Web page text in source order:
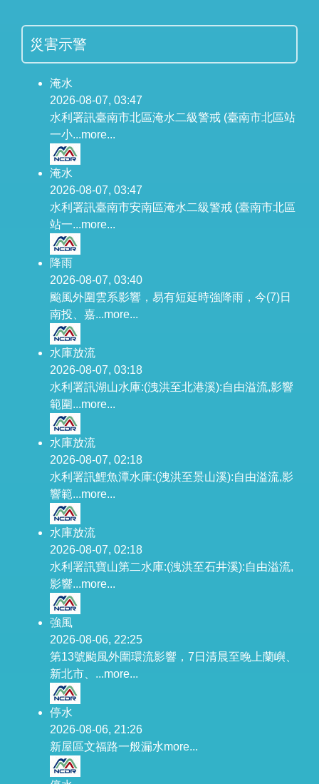
災害示警
淹水
2026-08-07, 03:47
水利署訊臺南市北區淹水二級警戒 (臺南市北區站
一小...more...
淹水
2026-08-07, 03:47
水利署訊臺南市安南區淹水二級警戒 (臺南市北區
站一...more...
降雨
2026-08-07, 03:40
颱風外圍雲系影響，易有短延時強降雨，今(7)日
南投、嘉...more...
水庫放流
2026-08-07, 03:18
水利署訊湖山水庫:(洩洪至北港溪):自由溢流,影響
範圍...more...
水庫放流
2026-08-07, 02:18
水利署訊鯉魚潭水庫:(洩洪至景山溪):自由溢流,影
響範...more...
水庫放流
2026-08-07, 02:18
水利署訊寶山第二水庫:(洩洪至石井溪):自由溢流,
影響...more...
強風
2026-08-06, 22:25
第13號颱風外圍環流影響，7日清晨至晚上蘭嶼、
新北市、...more...
停水
2026-08-06, 21:26
新屋區文福路一般漏水more...